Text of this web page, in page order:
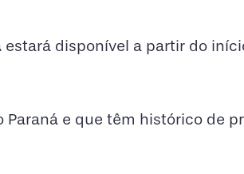
estará disponível a partir do
e que têm histórico de